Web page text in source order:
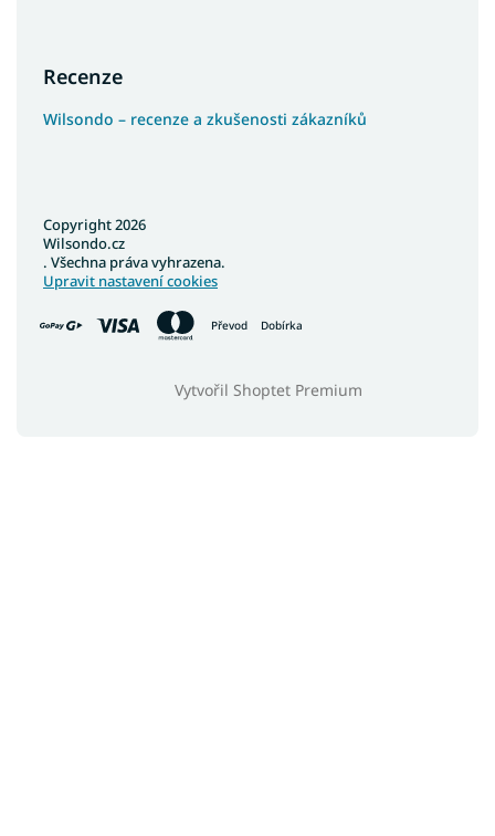
Recenze
Wilsondo – recenze a zkušenosti zákazníků
Převod Dobírka
Vytvořil Shoptet Premium
Copyright 2026
Wilsondo.cz
. Všechna práva vyhrazena.
Upravit nastavení cookies